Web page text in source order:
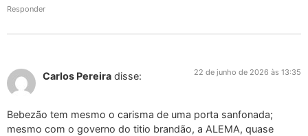
Responder
Carlos Pereira disse: 22 de junho de 2026 às 13:35
Bebezão tem mesmo o carisma de uma porta sanfonada;
mesmo com o governo do titio brandão, a ALEMA, quase